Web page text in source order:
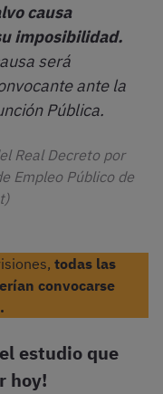
causa
imposibilidad.
será
ante la
Pública.
Real Decreto por
Empleo Público de
todas las
convocarse
estudio que
hoy!